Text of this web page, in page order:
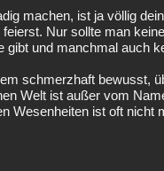
machen, ist ja völlig
Nur sollte man
gibt und manchmal auch
schmerzhaft bewusst,
Welt ist außer vom
Wesenheiten ist oft nicht